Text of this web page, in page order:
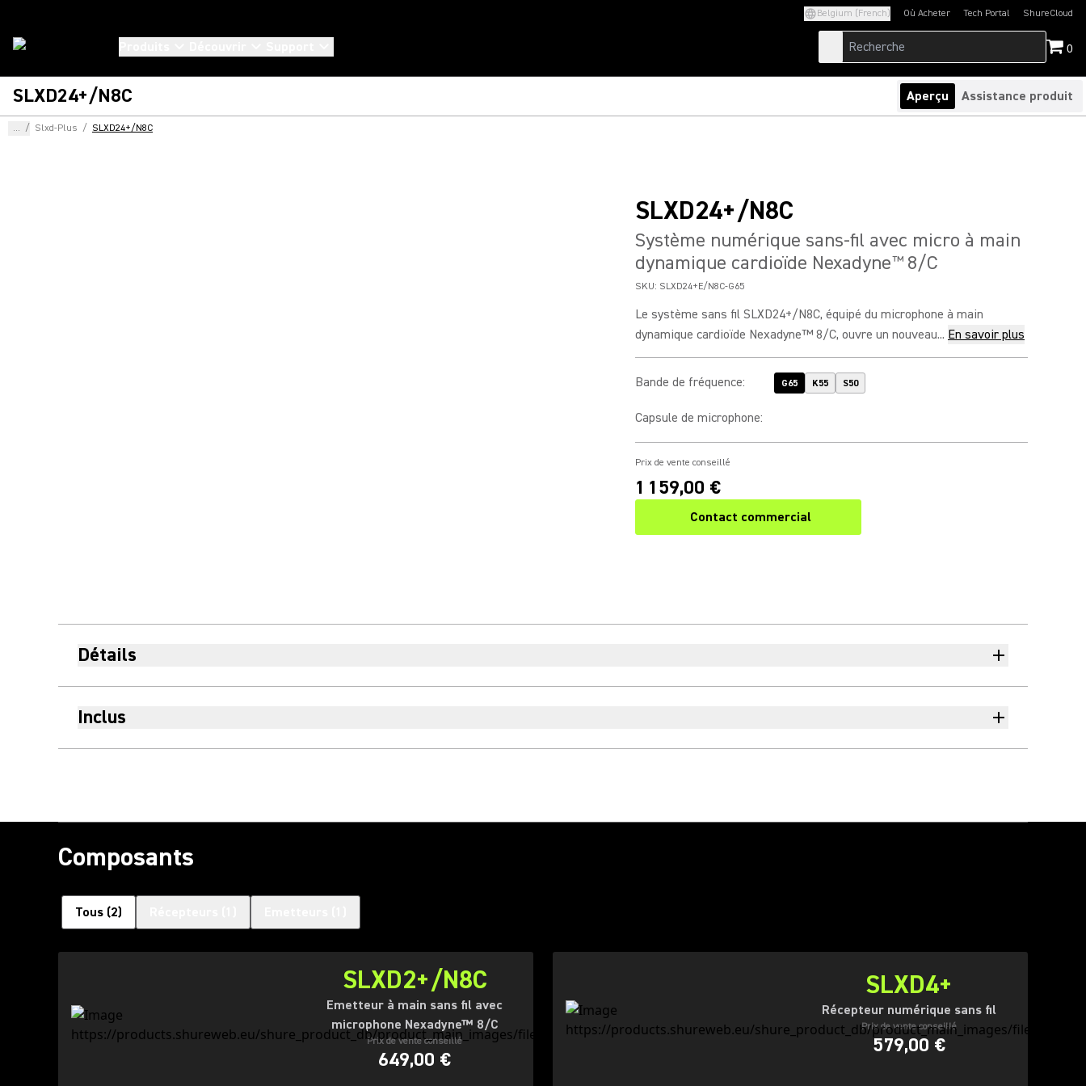
Belgium (French) Où Acheter Tech Portal
(Opens in a new tab)ShureCloud
(Opens in a new
0
SLXD24+/N8C Aperçu Assistance produit
... / Slxd-Plus / SLXD24+/N8C
SLXD24+/N8C
Système numérique sans-fil avec micro à main
dynamique cardioïde Nexadyne™8/C
SKU: SLXD24+E/N8C-G65
Le système sans fil SLXD24+/N8C, équipé du microphone à main
dynamique cardioïde Nexadyne™ 8/C, ouvre un nouveau... En savoir plus
Bande de fréquence: G65 K55 S50
Capsule de microphone:
Prix de vente conseillé
1 159,00 €
Contact commercial
Détails
Inclus
Composants
Tous (2)
SLXD2+/N8C
Emetteur à main sans fil avec
microphone Nexadyne™ 8/C
Prix de vente conseillé
649,00 €
SLXD4+
Récepteur numérique sans fil
Prix de vente conseillé
579,00 €